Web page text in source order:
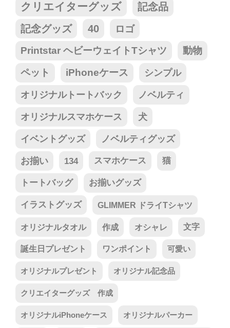
クリエイターグッズ
記念品
記念グッズ
40 ロゴ
Printstar ヘビーウェイトTシャツ 動物
ペット iPhoneケース シンプル
オリジナルトートバック ノベルティ
オリジナルスマホケース 犬
イベントグッズ ノベルティグッズ
お揃い 134 スマホケース 猫
トートバッグ お揃いグッズ
イラストグッズ GLIMMER ドライTシャツ
オリジナルタオル 作成 オシャレ 文字
誕生日プレゼント ワンポイント 可愛い
オリジナルプレゼント オリジナル記念品
クリエイターグッズ 作成
オリジナルiPhoneケース オリジナルパーカー